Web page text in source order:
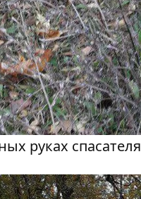
руках спасателя